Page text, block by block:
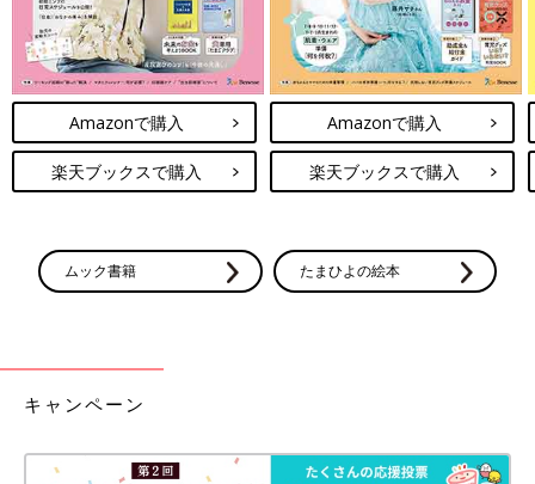
Amazonで購入
楽天ブックスで購入
Amazonで購入
楽天ブックスで購入
ムック書籍 たまひよの絵本
キャンペーン